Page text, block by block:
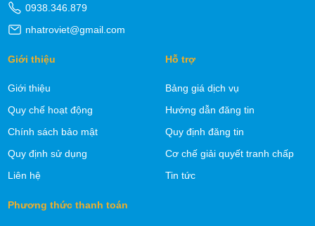
0938.346.879
nhatroviet@gmail.com
Giới thiệu
Giới thiệu
Quy chế hoạt động
Chính sách bảo mật
Quy định sử dụng
Liên hệ
Hỗ trợ
Bảng giá dịch vụ
Hướng dẫn đăng tin
Quy định đăng tin
Cơ chế giải quyết tranh chấp
Tin tức
Phương thức thanh toán